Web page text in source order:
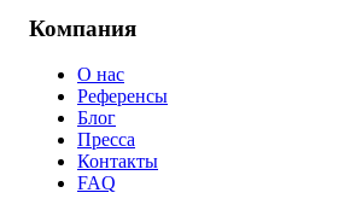
Компания
О нас
Референсы
Блог
Пресса
Контакты
FAQ